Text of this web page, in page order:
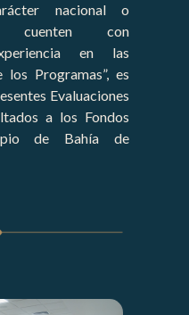
nacional o
cuenten con
en las
Programas”, es
Evaluaciones
a los Fondos
de Bahía de